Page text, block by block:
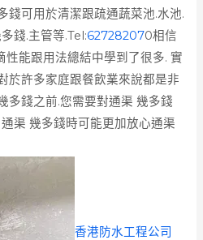
錢可用於清潔跟疏通蔬菜池.水池.
錢.主管等.Tel:627282070相信
性能跟用法總結中學到了很多. 實
於許多家庭跟餐飲業來說都是非
多錢之前.您需要對通渠 幾多錢
渠 幾多錢時可能更加放心通渠
香港防水工程公司